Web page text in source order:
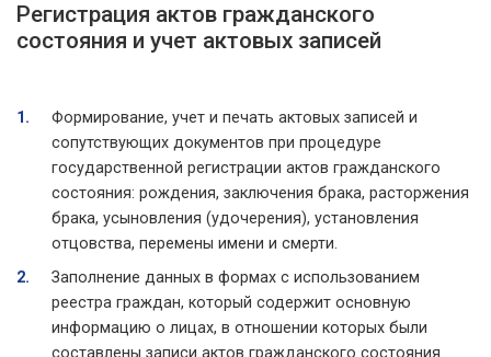
Регистрация актов гражданского
состояния и учет актовых записей
Формирование, учет и печать актовых записей и
сопутствующих документов при процедуре
государственной регистрации актов гражданского
состояния: рождения, заключения брака, расторжения
брака, усыновления (удочерения), установления
отцовства, перемены имени и смерти.
Заполнение данных в формах с использованием
реестра граждан, который содержит основную
информацию о лицах, в отношении которых были
составлены записи актов гражданского состояния.